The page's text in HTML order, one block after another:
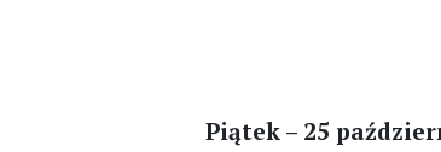
Piątek – 25